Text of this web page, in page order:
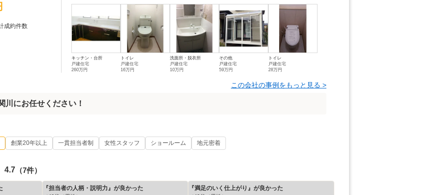
成約件数
キッチン・台所
戸建住宅
260万円
トイレ
戸建住宅
16万円
洗面所・脱衣所
戸建住宅
10万円
その他
戸建住宅
59万円
トイレ
戸建住宅
28万円
この会社の事例をもっと見る >
川にお任せください！
創業20年以上 一貫担当者制 女性スタッフ ショールーム 地元密着
4.7 （7件）
『担当者の人柄・説明力』が良かった 『満足のいく仕上がり』が良かった